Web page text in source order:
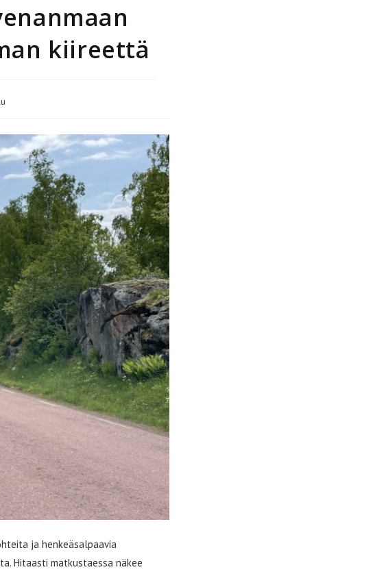
kiireettä
ja henkeäsalpaavia
Hitaasti matkustaessa näkee